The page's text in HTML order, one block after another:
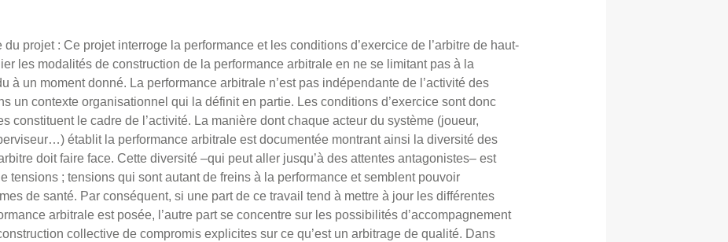
du projet : Ce projet interroge la performance et les conditions d’exercice de l’arbitre de haut-
les modalités de construction de la performance arbitrale en ne se limitant pas à la
à un moment donné. La performance arbitrale n’est pas indépendante de l’activité des
un contexte organisationnel qui la définit en partie. Les conditions d’exercice sont donc
constituent le cadre de l’activité. La manière dont chaque acteur du système (joueur,
établit la performance arbitrale est documentée montrant ainsi la diversité des
doit faire face. Cette diversité –qui peut aller jusqu’à des attentes antagonistes– est
tensions ; tensions qui sont autant de freins à la performance et semblent pouvoir
de santé. Par conséquent, si une part de ce travail tend à mettre à jour les différentes
arbitrale est posée, l’autre part se concentre sur les possibilités d’accompagnement
collective de compromis explicites sur ce qu’est un arbitrage de qualité. Dans